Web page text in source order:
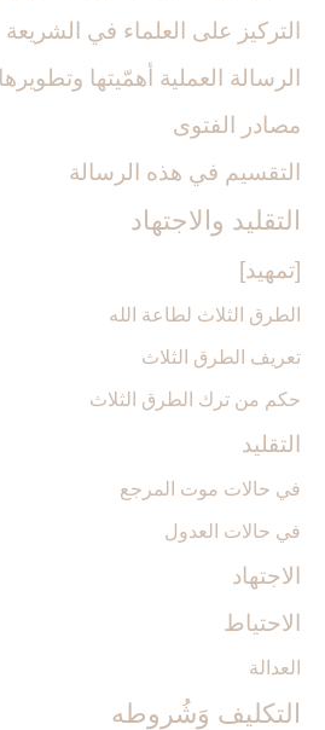
التركيز على العلماء في الشريعة
الرسالة العملية أهمّيتها وتطويرها
مصادر الفتوى
التقسيم في هذه الرسالة
التقليد والاجتهاد
[تمهيد]
الطرق الثلاث لطاعة الله
تعريف الطرق الثلاث
حكم من ترك الطرق الثلاث
التقليد
في حالات موت المرجع
في حالات العدول
الاجتهاد
الاحتياط
العدالة
التكليف وَشُروطه‏